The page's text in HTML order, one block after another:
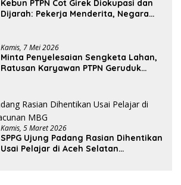
Kebun PTPN Cot Girek Diokupasi dan
Dijarah: Pekerja Menderita, Negara
Kamis, 7 Mei 2026
Minta Penyelesaian Sengketa Lahan,
Ratusan Karyawan PTPN Geruduk
Kamis, 5 Maret 2026
SPPG Ujung Padang Rasian Dihentikan
Usai Pelajar di Aceh Selatan